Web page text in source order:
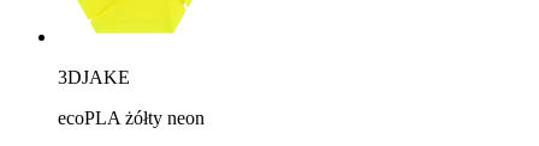
3DJAKE
ecoPLA żółty neon